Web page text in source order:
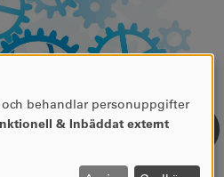
behandlar personuppgifter
& Inbäddat externt